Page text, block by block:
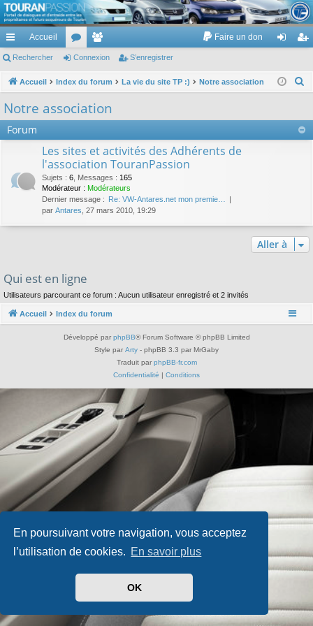
En poursuivant votre navigation, vous acceptez
l’utilisation de cookies. En savoir plus
OK
TouranPassion
Le forum des propriétaires ou futurs acquéreurs du Volkswagen Touran
cc
ès
pi
de
Accueil
or
u
s
e
m
es
Faire un don
ne
on
nr
ist
re
Rechercher Connexion S’enregistrer
Accueil Index du forum La vie du site TP :) Notre association
Notre association
Forum
Les sites et activités des Adhérents de
l'association TouranPassion
Sujets : 6 Messages : 165
Modérateur : Modérateurs
Dernier message : Re: VW-Antares.net mon premie…
par Antares , 27 mars 2010, 19:29
Aller à
Qui est en ligne
Utilisateurs parcourant ce forum : Aucun utilisateur enregistré et 2 invités
Accueil Index du forum
Développé par phpBB® Forum Software © phpBB Limited
Style par Arty - phpBB 3.3 par MrGaby
Traduit par phpBB-fr.com
Confidentialité | Conditions